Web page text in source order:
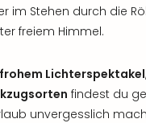
im Stehen durch die
freiem Himmel.
Lichterspektakel
findest du
unvergesslich